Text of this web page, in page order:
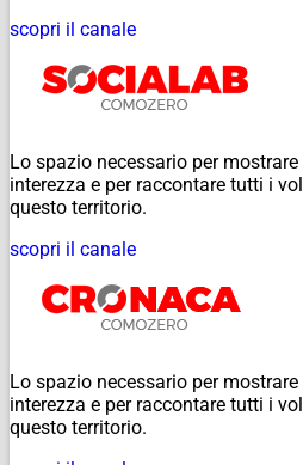
scopri il canale
Lo spazio necessario per
interezza e per raccontare tutti i
questo territorio.
scopri il canale
Lo spazio necessario per
interezza e per raccontare tutti i
questo territorio.